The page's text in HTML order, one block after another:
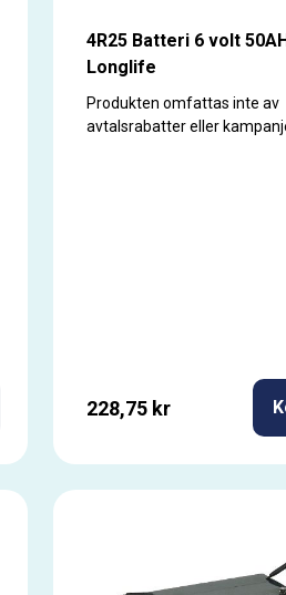
4R25 Batteri 6 volt
Longlife
Produkten omfattas inte av
avtalsrabatter eller
228,75 kr